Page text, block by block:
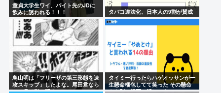
童貞大学生ワイ、バイト先のJDに
飲みに誘われる！！！
タバコ違法化、日本人の9割が賛成
鳥山明は「フリーザの第三形態を速
攻スキップ」したよな。尾田君なら
一ヶ月は引っ張る。
タイミー行ったらハゲオッサンが一
生懸命梱包してて笑った その懸命
さを別の場面で活かせよ